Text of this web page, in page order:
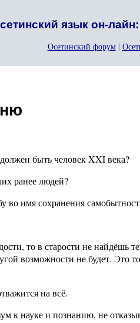
язык он-
Осетинский форум|
быть человек XXI века?
ранее людей?
во имя сохранения
то в старости не найдёшь
возможности не будет. Это
на всё.
к науке и познанию, не